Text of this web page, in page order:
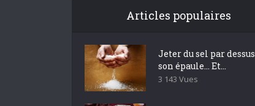
Articles populaires
Jeter du sel par dessus
son épaule… Et...
3 143 Vues